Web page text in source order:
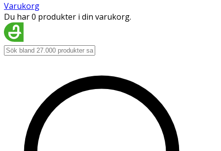
Varukorg
Du har 0 produkter i din varukorg.